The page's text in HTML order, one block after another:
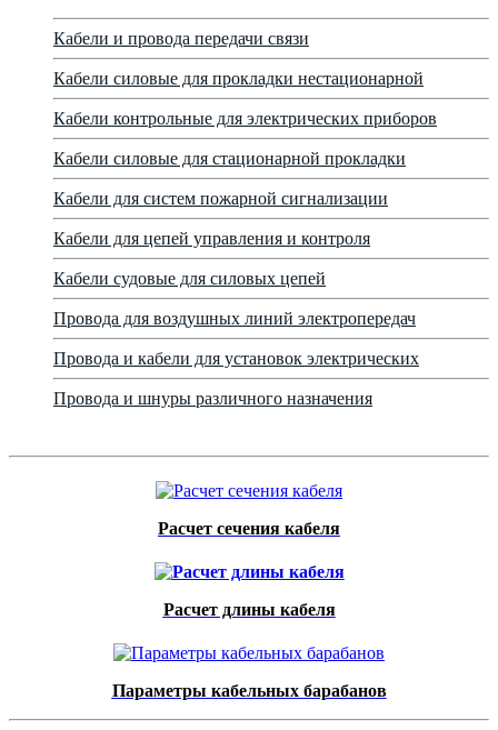
Кабели и провода передачи связи
Кабели силовые для прокладки нестационарной
Кабели контрольные для электрических приборов
Кабели силовые для стационарной прокладки
Кабели для систем пожарной сигнализации
Кабели для цепей управления и контроля
Кабели судовые для силовых цепей
Провода для воздушных линий электропередач
Провода и кабели для установок электрических
Провода и шнуры различного назначения
Расчет сечения кабеля
Расчет длины кабеля
Параметры кабельных барабанов